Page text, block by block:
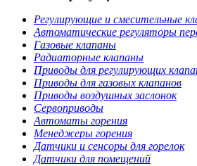
Регулирующие и смесительные
Автоматические регуляторы
Газовые клапаны
Радиаторные клапаны
Приводы для регулирующих
Приводы для газовых клапанов
Приводы воздушных заслонок
Сервоприводы
Автоматы горения
Менеджеры горения
Датчики и сенсоры для горелок
Датчики для помещений